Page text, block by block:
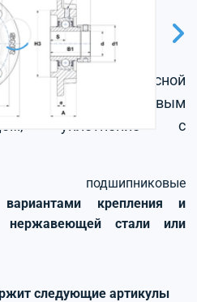
радиальный корпусной
с эксцентриковым
уплотнение с
подшипниковые
крепления и
нержавеющей стали или
следующие артикулы